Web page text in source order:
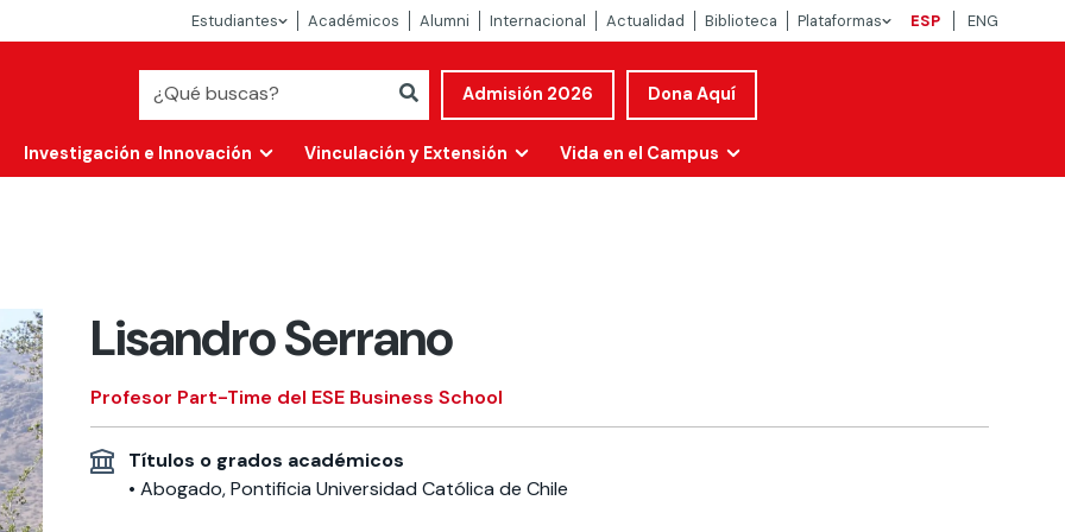
Estudiantes Académicos Alumni Internacional Actualidad Biblioteca Plataformas ESP ENG
Admisión 2026 Dona Aquí
Investigación e Innovación Vinculación y Extensión Vida en el Campus
Lisandro Serrano
Profesor Part-Time del ESE Business School
Títulos o grados académicos
• Abogado, Pontificia Universidad Católica de Chile